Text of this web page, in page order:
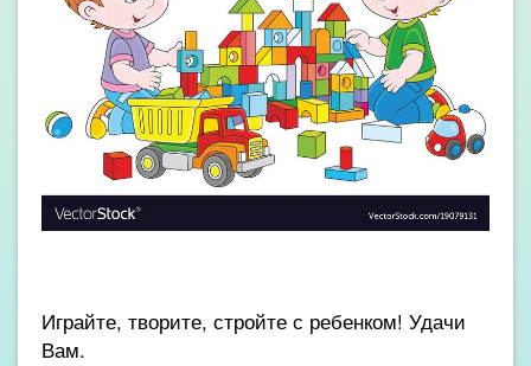
Играйте, творите, стройте с ребенком! Удачи
Вам.